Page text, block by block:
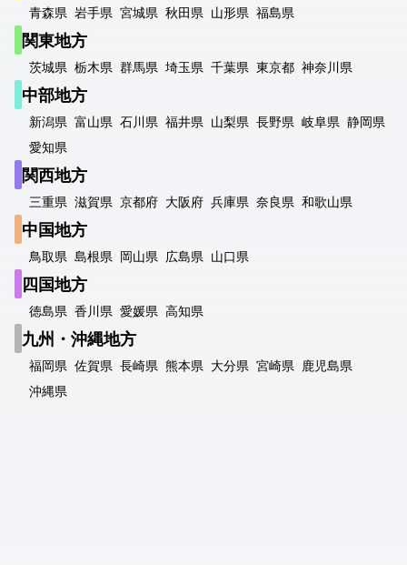
青森県 岩手県 宮城県 秋田県 山形県 福島県
関東地方
茨城県 栃木県 群馬県 埼玉県 千葉県 東京都 神奈川県
中部地方
新潟県 富山県 石川県 福井県 山梨県 長野県 岐阜県 静岡県
愛知県
関西地方
三重県 滋賀県 京都府 大阪府 兵庫県 奈良県 和歌山県
中国地方
鳥取県 島根県 岡山県 広島県 山口県
四国地方
徳島県 香川県 愛媛県 高知県
九州・沖縄地方
福岡県 佐賀県 長崎県 熊本県 大分県 宮崎県 鹿児島県
沖縄県